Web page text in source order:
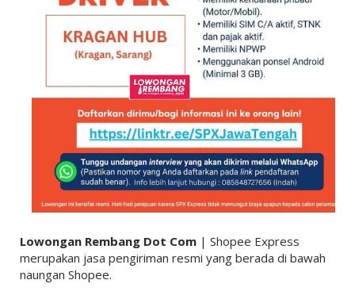
Lowongan Rembang Dot Com| Shopee Express
merupakan jasa pengiriman resmi yang berada di bawah
naungan Shopee.